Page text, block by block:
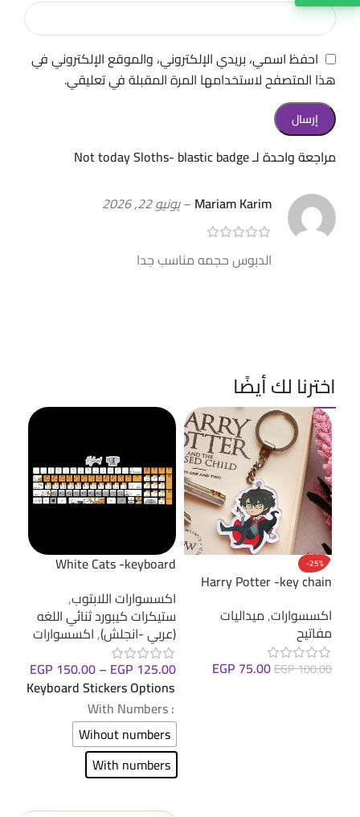
مراجعة واحدة لـNot today Sloths- blastic badge
Mariam Karim
–يونيو 22, 2026
الدبوس حجمه مناسب جدا
احفظ اسمي، بريدي الإلكتروني، والموقع الإلكتروني في
هذا المتصفح لاستخدامها المرة المقبلة في تعليقي.
اخترنا لك أيضًا
-25%
Harry Potter -key chain
اكسسوارات,ميداليات
مفاتيح
EGP100.00
EGP 75.00
White Cats -keyboard
اكسسوارات اللابتوب,
ستيكرات كيبورد ثنائي اللغه
(عربي -انجلش),اكسسوارات
EGP 125.00
–
EGP 150.00
Keyboard Stickers Options
: With Numbers
Wihout numbers
With numbers